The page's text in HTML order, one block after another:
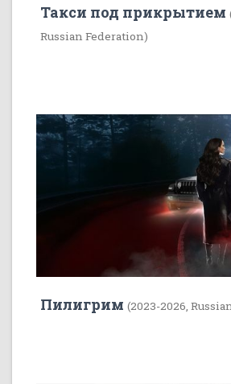
Такси под прикрытием
Russian Federation)
Пилигрим (2023-2026,